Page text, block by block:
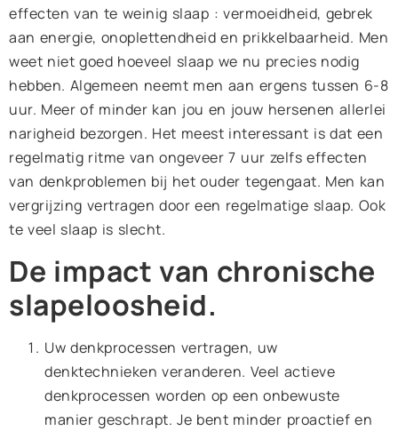
effecten van te weinig slaap : vermoeidheid, gebrek
aan energie, onoplettendheid en prikkelbaarheid. Men
weet niet goed hoeveel slaap we nu precies nodig
hebben. Algemeen neemt men aan ergens tussen 6-8
uur. Meer of minder kan jou en jouw hersenen allerlei
narigheid bezorgen. Het meest interessant is dat een
regelmatig ritme van ongeveer 7 uur zelfs effecten
van denkproblemen bij het ouder tegengaat. Men kan
vergrijzing vertragen door een regelmatige slaap. Ook
te veel slaap is slecht.
De impact van chronische
slapeloosheid.
Uw denkprocessen vertragen, uw
denktechnieken veranderen. Veel actieve
denkprocessen worden op een onbewuste
manier geschrapt. Je bent minder proactief en